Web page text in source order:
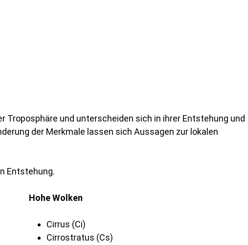
und unterscheiden sich in ihrer Entstehung und
der Merkmale lassen sich Aussagen zur lokalen
Entstehung.
Hohe Wolken
Cirrus (Ci)
Cirrostratus (Cs)